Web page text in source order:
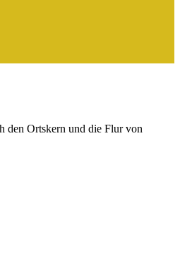
den Ortskern und die Flur von